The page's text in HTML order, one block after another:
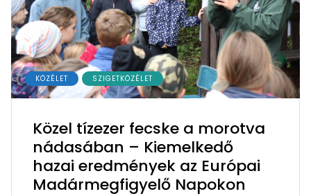
KÖZÉLET SZIGETKÖZÉLET
Közel tízezer fecske a morotva
nádasában – Kiemelkedő
hazai eredmények az Európai
Madármegfigyelő Napokon